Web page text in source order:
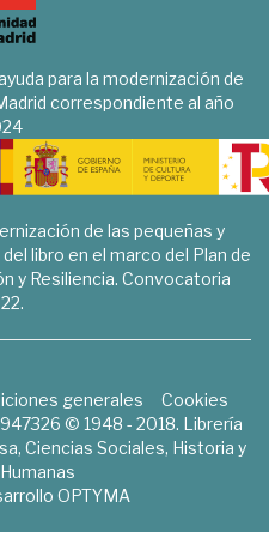
para la modernización de
correspondiente al año
de las pequeñas y
libro en el marco del Plan de
y Resiliencia. Convocatoria
generales
Cookies
© 1948 - 2018. Librería
Ciencias Sociales, Historia y
OPTYMA